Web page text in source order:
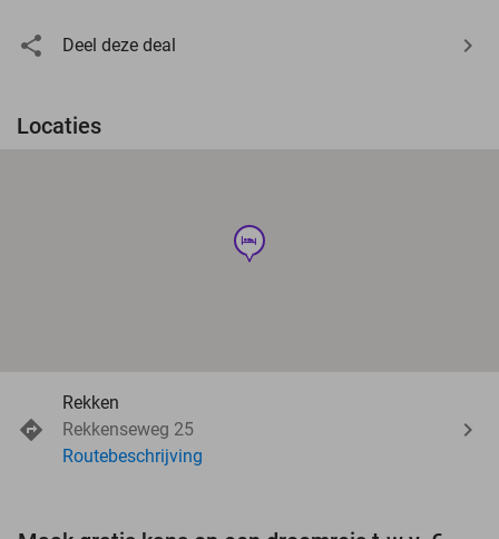
Deel deze deal
Locaties
hotel
Rekken
Rekkenseweg 25
Routebeschrijving